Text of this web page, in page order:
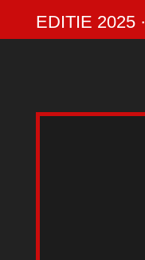
EDITIE 2025 ·